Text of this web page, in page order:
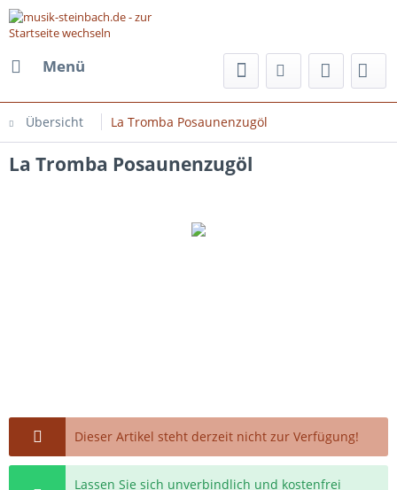
Menü
Übersicht La Tromba Posaunenzugöl
La Tromba Posaunenzugöl
Dieser Artikel steht derzeit nicht zur Verfügung!
Lassen Sie sich unverbindlich und kostenfrei